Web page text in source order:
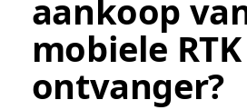
aankoop
mobiele RTK
ontvanger?